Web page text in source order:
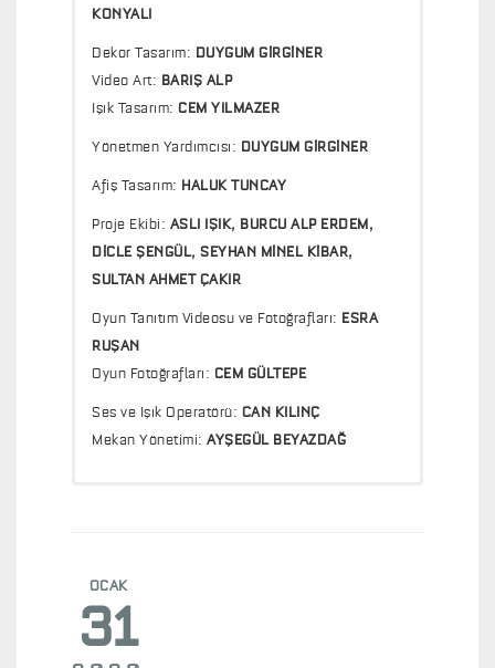
KONYALI
Dekor Tasarım: DUYGUM GİRGİNER
Video Art: BARIŞ ALP
Işık Tasarım: CEM YILMAZER
Yönetmen Yardımcısı: DUYGUM GİRGİNER
Afiş Tasarım: HALUK TUNCAY
Proje Ekibi: ASLI IŞIK, BURCU ALP ERDEM,
DİCLE ŞENGÜL, SEYHAN MİNEL KİBAR,
SULTAN AHMET ÇAKIR
Oyun Tanıtım Videosu ve Fotoğrafları: ESRA
RUŞAN
Oyun Fotoğrafları: CEM GÜLTEPE
Ses ve Işık Operatörü: CAN KILINÇ
Mekan Yönetimi: AYŞEGÜL BEYAZDAĞ
şimdi İstanbul’da !
İşte karşınızda bir şehir, iki insan !
Yazmaya olan inancını kaybetmiş oyun yazarı
CEYDA ULUKAYA - Milliyet Sanat Dergisi, Ocak
2020
OCAK
31